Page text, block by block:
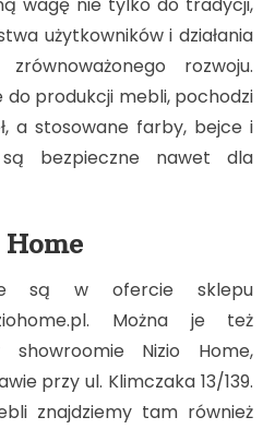
użytkowników i działania
rozwoju.
produkcji mebli, pochodzi
a stosowane farby, bejce i
bezpieczne nawet dla
są w ofercie sklepu
Można je też
Nizio Home,
przy ul. Klimczaka 13/139.
znajdziemy tam również